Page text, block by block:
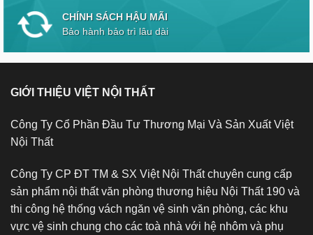
CHÍNH SÁCH HẬU MÃI
Bảo hành bảo trì lâu dài
GIỚI THIỆU VIỆT NỘI THẤT
Công Ty Cổ Phần Đầu Tư Thương Mại Và Sản Xuất Việt
Nội Thất
Công Ty CP ĐT TM & SX Việt Nội Thất chuyên cung cấp
sản phẩm nội thất văn phòng thương hiệu Nội Thất 190 và
thi công hệ thống vách ngăn vệ sinh văn phòng, các khu
vực vệ sinh chung cho các toà nhà với hệ nhôm và phụ